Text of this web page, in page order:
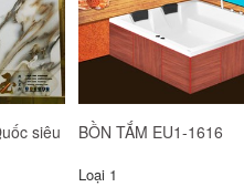
Bồn cầu giá rẻ Minh
Loại 1